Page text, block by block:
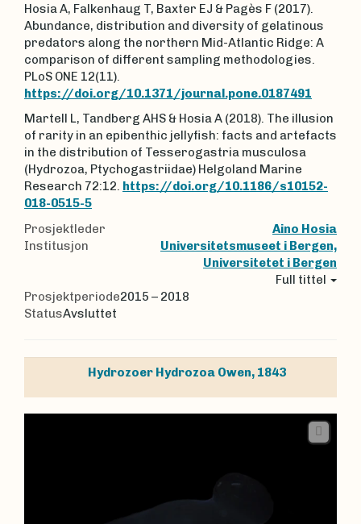
Hosia A, Falkenhaug T, Baxter EJ & Pagès F (2017).
Abundance, distribution and diversity of gelatinous
predators along the northern Mid-Atlantic Ridge: A
comparison of different sampling methodologies.
PLoS ONE 12(11).
https://doi.org/10.1371/journal.pone.0187491
Martell L, Tandberg AHS & Hosia A (2018). The illusion
of rarity in an epibenthic jellyfish: facts and artefacts
in the distribution of Tesserogastria musculosa
(Hydrozoa, Ptychogastriidae) Helgoland Marine
Research 72:12. https://doi.org/10.1186/s10152-
018-0515-5
Prosjektleder
Aino Hosia
Institusjon
Universitetsmuseet i Bergen,
Universitetet i Bergen
Full tittel
Prosjektperiode2015 – 2018
StatusAvsluttet
Hydrozoer Hydrozoa Owen, 1843